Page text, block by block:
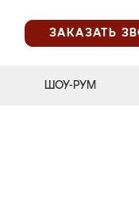
ЗАКАЗАТЬ
ШОУ-РУМ